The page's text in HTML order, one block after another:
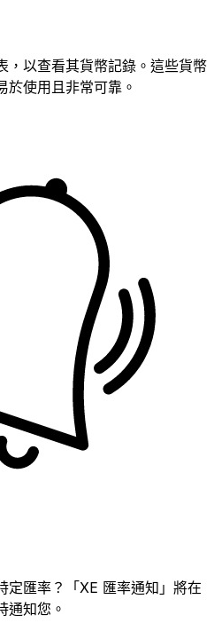
，以查看其貨幣記錄。這些貨幣
於使用且非常可靠。
定匯率？「XE 匯率通知」將在
通知您。